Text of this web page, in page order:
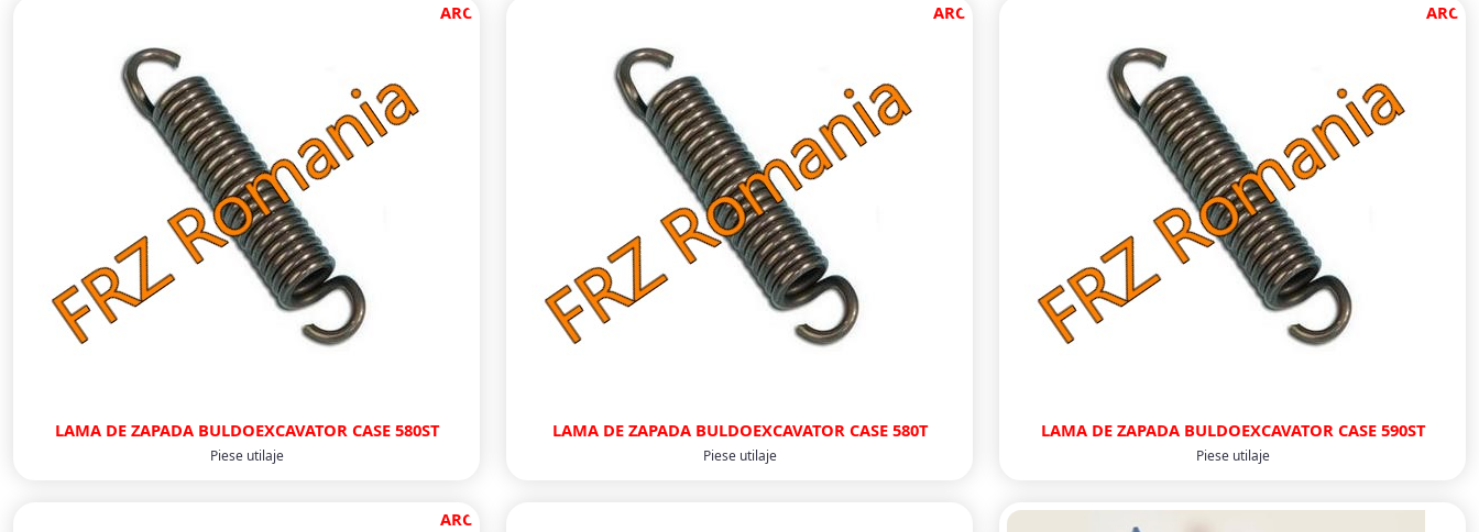
ARC
LAMA DE ZAPADA BULDOEXCAVATOR CASE 580ST
Piese utilaje
ARC
LAMA DE ZAPADA BULDOEXCAVATOR CASE 580T
Piese utilaje
ARC
LAMA DE ZAPADA BULDOEXCAVATOR CASE 590ST
Piese utilaje
ARC